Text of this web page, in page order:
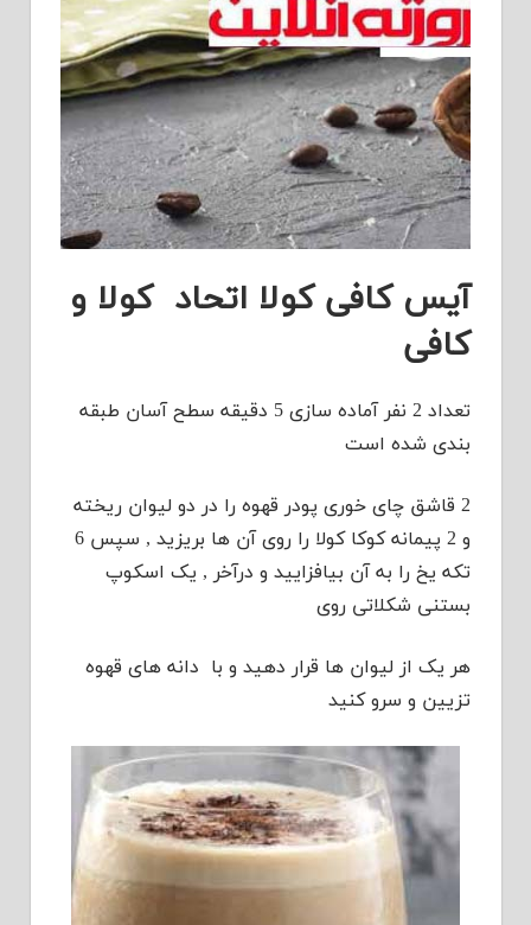
آیس کافی کولا اتحاد کولا و
کافی
تعداد 2 نفر آماده سازی 5 دقیقه سطح آسان طبقه
بندی شده است
2 قاشق چای خوری پودر قهوه را در دو لیوان ریخته
و 2 پیمانه کوکا کولا را روی آن ها بریزید , سپس 6
تکه یخ را به آن بیافزایید و درآخر , یک اسکوپ
بستنی شکلاتی روی
هر یک از لیوان ها قرار دهید و با دانه های قهوه
تزیین و سرو کنید